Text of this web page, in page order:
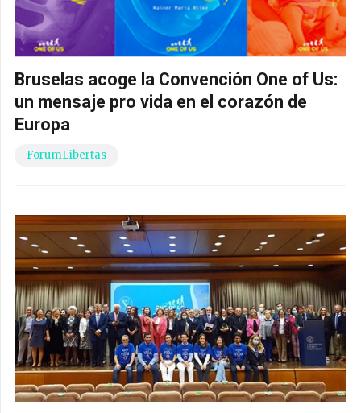
Bruselas acoge la Convención One of Us:
un mensaje pro vida en el corazón de
Europa
ForumLibertas